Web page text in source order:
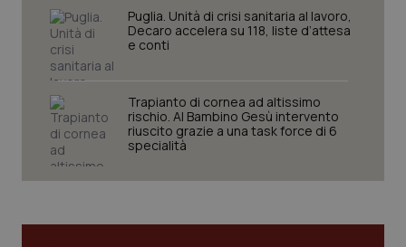
Puglia. Unità di crisi sanitaria al lavoro,
Decaro accelera su 118, liste d’attesa
e conti
Trapianto di cornea ad altissimo
rischio. Al Bambino Gesù intervento
riuscito grazie a una task force di 6
specialità
I cookie necessari contribuiscono a rendere fruibile il
sito web abilitandone funzionalità di base quali la
navigazione sulle pagine e l'accesso alle aree
protette del sito. Il sito web non è in grado di
funzionare correttamente senza questi cookie.